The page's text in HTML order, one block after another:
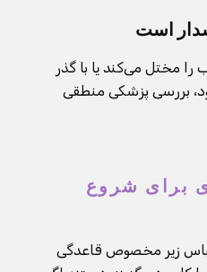
است
را مختل می‌کند یا با گذر
بررسی پزشکی منطقی
برای شروع
لباس زیر مخصوص قاعدگی